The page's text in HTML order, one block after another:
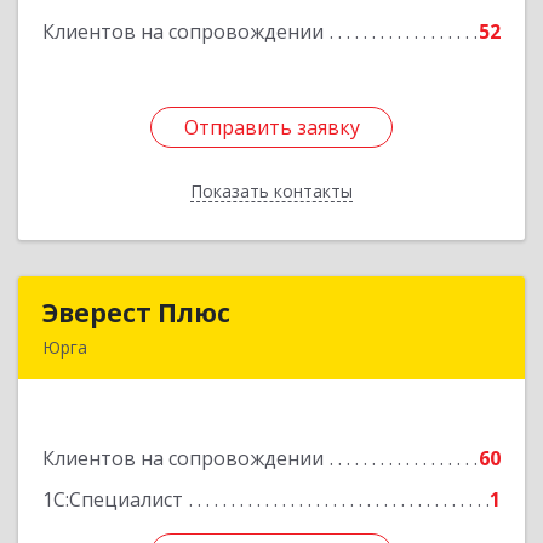
Клиентов на сопровождении 52
Отправить заявку
Показать контакты
Подробнее
Отправить заявку
Назад
Эверест Плюс
Юрга
Клиентов на сопровождении
60
1С:Специалист
1
Подробнее